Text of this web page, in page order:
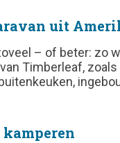
uit
– of beter: zo
Timberleaf,